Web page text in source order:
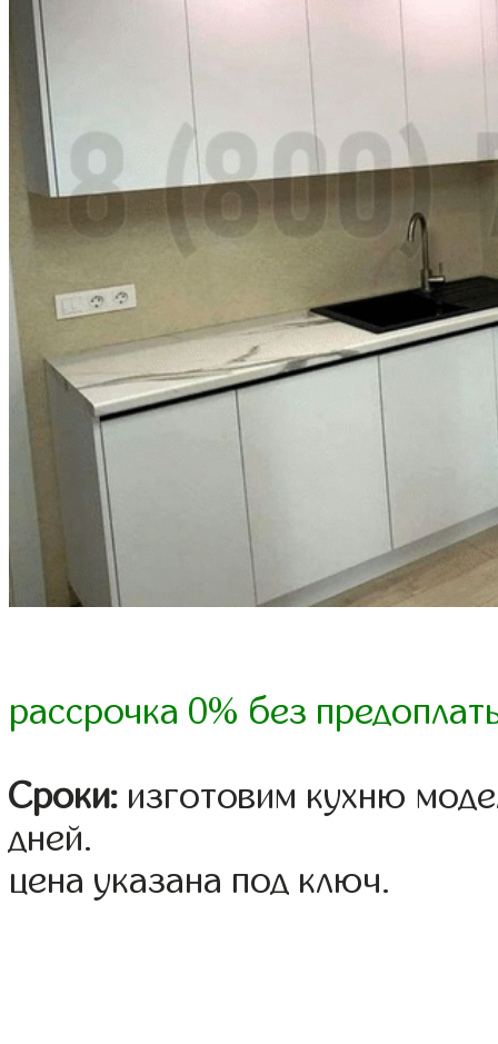
рассрочка 0% без
Сроки: изготовим кухню
дней.
цена указана под ключ.